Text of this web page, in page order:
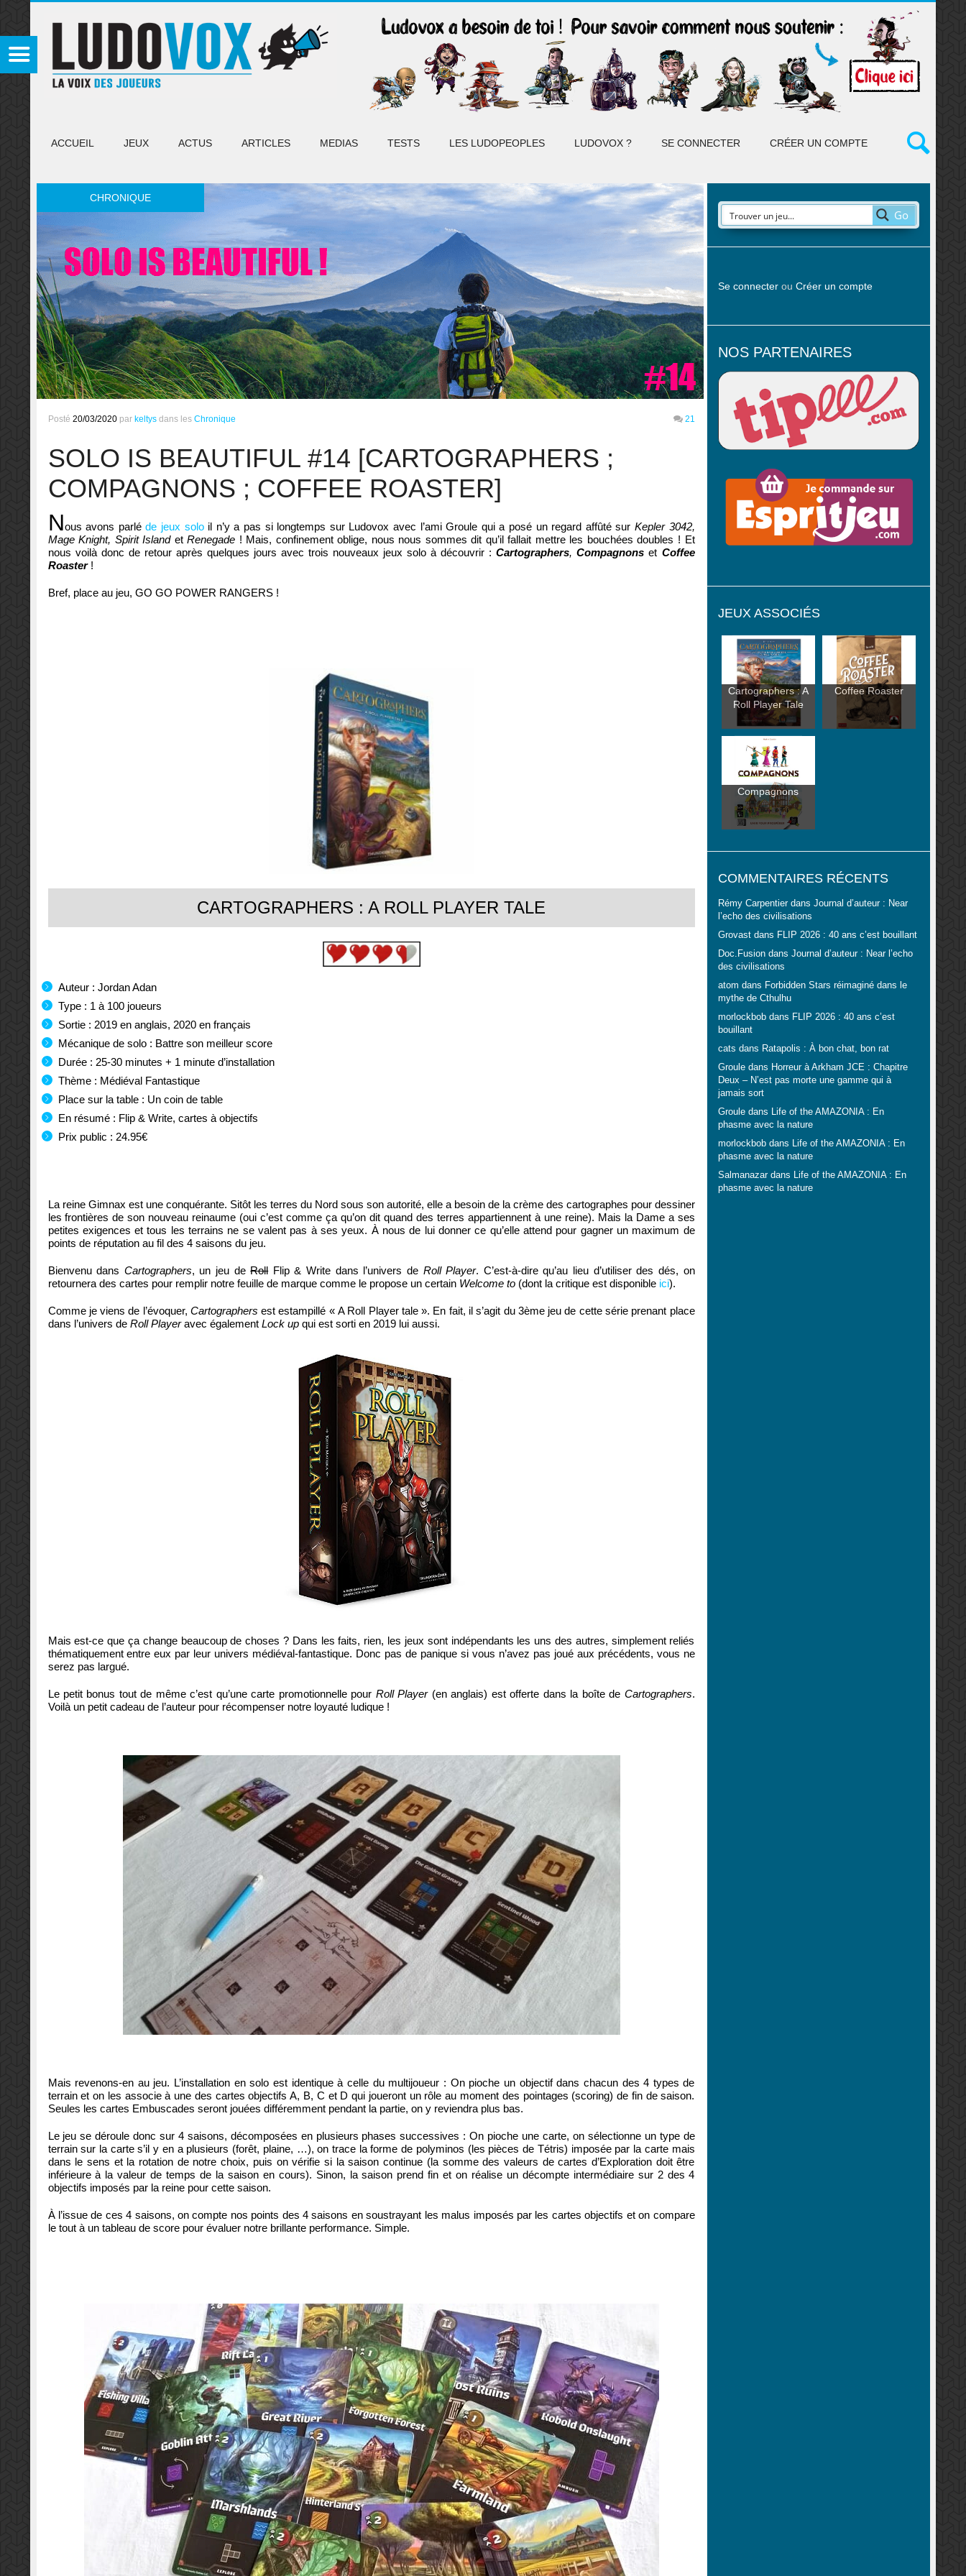
ACCUEIL JEUX ACTUS ARTICLES MEDIAS TESTS LES LUDOPEOPLES LUDOVOX ? SE CONNECTER CRÉER UN COMPTE
CHRONIQUE
Posté 20/03/2020 par keltys dans les Chronique 21
SOLO IS BEAUTIFUL #14 [CARTOGRAPHERS ;
COMPAGNONS ; COFFEE ROASTER]
Nous avons parléde jeux soloil n’y a pas si longtemps sur Ludovox avec l’ami Groule qui a posé un regard affûté sur Kepler 3042,
Mage Knight, Spirit Island etRenegade ! Mais, confinement oblige, nous nous sommes dit qu’il fallait mettre les bouchées doubles ! Et
nous voilà donc de retour après quelques jours avec trois nouveaux jeux solo à découvrir :Cartographers,Compagnons et Coffee
Roaster !
Bref, place au jeu, GO GO POWER RANGERS !
CARTOGRAPHERS : A ROLL PLAYER TALE
Auteur : Jordan Adan
Type : 1 à 100 joueurs
Sortie : 2019 en anglais, 2020 en français
Mécanique de solo : Battre son meilleur score
Durée : 25-30 minutes + 1 minute d’installation
Thème : Médiéval Fantastique
Place sur la table : Un coin de table
En résumé : Flip & Write, cartes à objectifs
Prix public : 24.95€
La reine Gimnax est une conquérante. Sitôt les terres du Nord sous son autorité, elle a besoin de la crème des cartographes pour dessiner
les frontières de son nouveau reinaume (oui c’est comme ça qu’on dit quand des terres appartiennent à une reine). Mais la Dame a ses
petites exigences et tous les terrains ne se valent pas à ses yeux. À nous de lui donner ce qu’elle attend pour gagner un maximum de
points de réputation au fil des 4 saisons du jeu.
Bienvenu dans Cartographers, un jeu deRollFlip & Write dans l’univers de Roll Player. C’est-à-dire qu’au lieu d’utiliser des dés, on
retournera des cartes pour remplir notre feuille de marque comme le propose un certain Welcome to(dont la critique est disponible ici).
Comme je viens de l’évoquer, Cartographers est estampillé « A Roll Player tale ». En fait, il s’agit du 3ème jeu de cette série prenant place
dans l’univers de Roll Playeravec également Lock upqui est sorti en 2019 lui aussi.
Mais est-ce que ça change beaucoup de choses ? Dans les faits, rien, les jeux sont indépendants les uns des autres, simplement reliés
thématiquement entre eux par leur univers médiéval-fantastique. Donc pas de panique si vous n’avez pas joué aux précédents, vous ne
serez pas largué.
Le petit bonus tout de même c’est qu’une carte promotionnelle pour Roll Player(en anglais) est offerte dans la boîte de Cartographers.
Voilà un petit cadeau de l’auteur pour récompenser notre loyauté ludique !
Mais revenons-en au jeu. L’installation en solo est identique à celle du multijoueur : On pioche un objectif dans chacun des 4 types de
terrain et on les associe à une des cartes objectifs A, B, C et D qui joueront un rôle au moment des pointages (scoring) de fin de saison.
Seules les cartes Embuscades seront jouées différemment pendant la partie, on y reviendra plus bas.
Le jeu se déroule donc sur 4 saisons, décomposées en plusieurs phases successives : On pioche une carte, on sélectionne un type de
terrain sur la carte s’il y en a plusieurs (forêt, plaine, …), on trace la forme de polyminos (les pièces de Tétris) imposée par la carte mais
dans le sens et la rotation de notre choix, puis on vérifie si la saison continue (la somme des valeurs de cartes d’Exploration doit être
inférieure à la valeur de temps de la saison en cours). Sinon, la saison prend fin et on réalise un décompte intermédiaire sur 2 des 4
objectifs imposés par la reine pour cette saison.
À l’issue de ces 4 saisons, on compte nos points des 4 saisons en soustrayant les malus imposés par les cartes objectifs et on compare
le tout à un tableau de score pour évaluer notre brillante performance. Simple.
Go
Se connecterou Créer un compte
NOS PARTENAIRES
JEUX ASSOCIÉS
Cartographers : A
Roll Player Tale
Coffee Roaster
Compagnons
COMMENTAIRES RÉCENTS
Rémy Carpentierdans Journal d’auteur : Near
l’echo des civilisations
Grovastdans FLIP 2026 : 40 ans c’est bouillant
Doc.Fusiondans Journal d’auteur : Near l’echo
des civilisations
atom dans Forbidden Stars réimaginé dans le
mythe de Cthulhu
morlockbobdans FLIP 2026 : 40 ans c’est
bouillant
cats dans Ratapolis : À bon chat, bon rat
Grouledans Horreur à Arkham JCE : Chapitre
Deux – N’est pas morte une gamme qui à
jamais sort
Grouledans Life of the AMAZONIA : En
phasme avec la nature
morlockbobdans Life of the AMAZONIA : En
phasme avec la nature
Salmanazardans Life of the AMAZONIA : En
phasme avec la nature